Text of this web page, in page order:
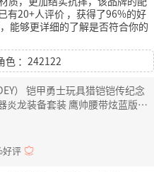
有20+人评价 ，获得了96%的好
能够更详细的了解是否符合你的
色 ：242122
） 铠甲勇士玩具猎铠铠传纪念
炎龙装备套装 鹰帅腰带炫蓝版
好评